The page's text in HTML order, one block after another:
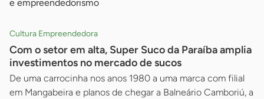
e empreendedorismo
Cultura Empreendedora
Com o setor em alta, Super Suco da Paraíba amplia
investimentos no mercado de sucos
De uma carrocinha nos anos 1980 a uma marca com filial
em Mangabeira e planos de chegar a Balneário Camboriú, a